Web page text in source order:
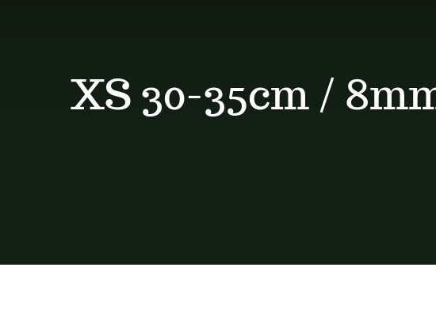
XS 30-35cm /